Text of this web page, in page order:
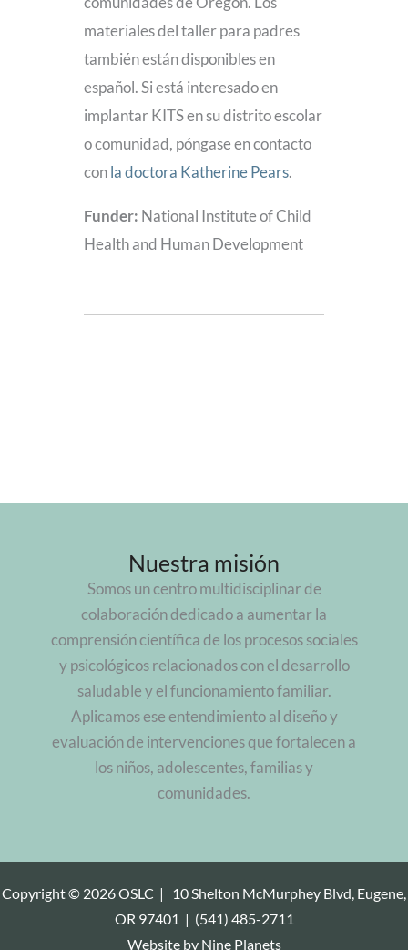
materiales del taller para padres
también están disponibles en
español. Si está interesado en
implantar KITS en su distrito escolar
o comunidad, póngase en contacto
conla doctora Katherine Pears.
Funder: National Institute of Child
Health and Human Development
Nuestra misión
Somos un centro multidisciplinar de
colaboración dedicado a aumentar la
comprensión científica de los procesos sociales
y psicológicos relacionados con el desarrollo
saludable y el funcionamiento familiar.
Aplicamos ese entendimiento al diseño y
evaluación de intervenciones que fortalecen a
los niños, adolescentes, familias y
comunidades.
Copyright © 2026 OSLC |
10 Shelton McMurphey Blvd, Eugene,
OR 97401
(541) 485-2711
Website by Nine Planets